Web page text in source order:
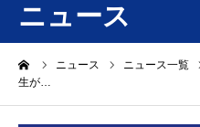
ニュース
ニュース ニュース一覧
生が…
ニュース